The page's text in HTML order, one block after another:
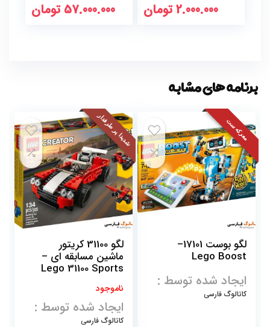
2.000.000 تومان 57.000.000 تومان
برنامه های مشابه
معرکه ست
لگو بوست 17101–
Lego Boost
ایجاد شده توسط :
کاتالوگ فارسی
شدیدا پر طرفدار
لگو 31100 کریتور
ماشین مسابقه ای –
Lego 31100 Sports
Car
ناموجود
ایجاد شده توسط :
کاتالوگ فارسی